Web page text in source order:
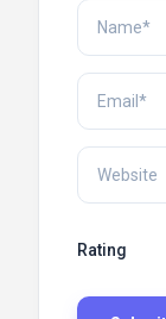
Rating